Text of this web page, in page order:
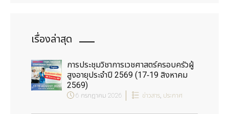
เรื่องล่าสุด
การประชุมวิชาการเวชศาสตร์ครอบครัวผู้
สูงอายุประจำปี 2569 (17-19 สิงหาคม
2569)
6 กรกฎาคม 2026 ข่าวสาร, ประกาศ